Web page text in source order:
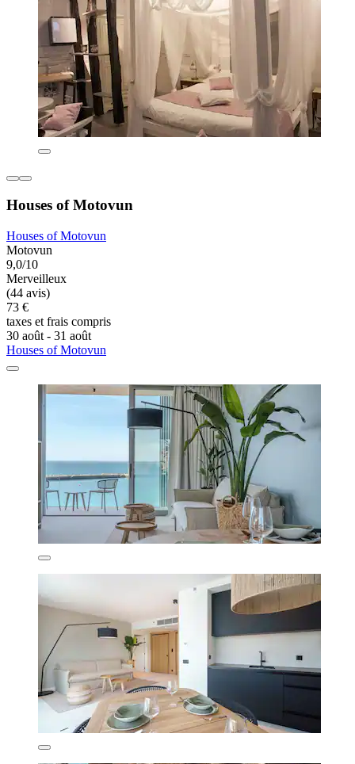
Houses of Motovun
Houses of Motovun
Motovun
9,0/10
Merveilleux
(44 avis)
73 €
taxes et frais compris
30 août - 31 août
Houses of Motovun